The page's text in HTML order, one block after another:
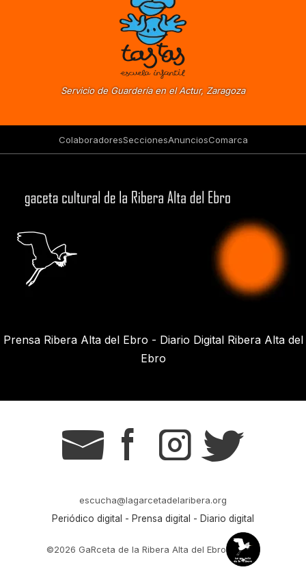
Servicio de Guardería en el Actur, Zaragoza
ColaboradoresSeccionesAnunciosComarca
Prensa Ribera Alta del Ebro - Diario Digital Ribera Alta del
Ebro
g s t r
escucha@lagarcetadelaribera.org
Periódico digital - Prensa digital - Diario digital
©2026 GaRceta de la Ribera Alta del Ebro